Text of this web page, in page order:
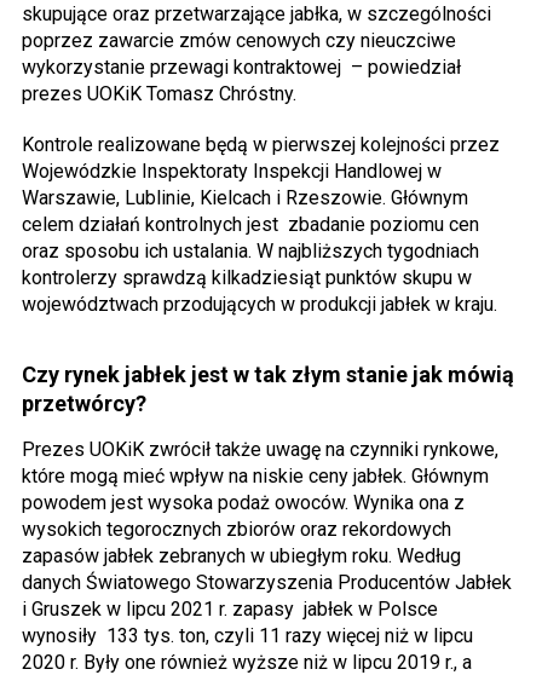
skupujące oraz przetwarzające jabłka, w szczególności
poprzez zawarcie zmów cenowych czy nieuczciwe
wykorzystanie przewagi kontraktowej – powiedział
prezes UOKiK Tomasz Chróstny.
Kontrole realizowane będą w pierwszej kolejności przez
Wojewódzkie Inspektoraty Inspekcji Handlowej w
Warszawie, Lublinie, Kielcach i Rzeszowie. Głównym
celem działań kontrolnych jest zbadanie poziomu cen
oraz sposobu ich ustalania. W najbliższych tygodniach
kontrolerzy sprawdzą kilkadziesiąt punktów skupu w
województwach przodujących w produkcji jabłek w kraju.
Czy rynek jabłek jest w tak złym stanie jak mówią
przetwórcy?
Prezes UOKiK zwrócił także uwagę na czynniki rynkowe,
które mogą mieć wpływ na niskie ceny jabłek. Głównym
powodem jest wysoka podaż owoców. Wynika ona z
wysokich tegorocznych zbiorów oraz rekordowych
zapasów jabłek zebranych w ubiegłym roku. Według
danych Światowego Stowarzyszenia Producentów Jabłek
i Gruszek w lipcu 2021 r. zapasy jabłek w Polsce
wynosiły 133 tys. ton, czyli 11 razy więcej niż w lipcu
2020 r. Były one również wyższe niż w lipcu 2019 r., a